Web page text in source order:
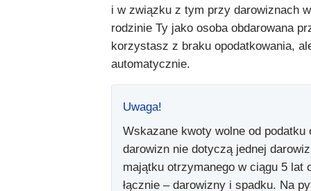
i w związku z tym przy darowiznach
rodzinie Ty jako osoba obdarowana
korzystasz z braku opodatkowania,
automatycznie.
Uwaga!
Wskazane kwoty wolne od podatku
darowizn nie dotyczą jednej
majątku otrzymanego w ciągu 5 lat
łącznie – darowizny i spadku. Na